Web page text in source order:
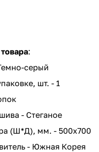
:
серый
шт. - 1
- Стеганое
(Ш*Д), мм. - 500x700
- Южная Корея